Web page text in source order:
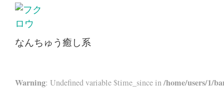
なんちゅう癒し系
Warning: Undefined variable $time_since in/home/users/1/